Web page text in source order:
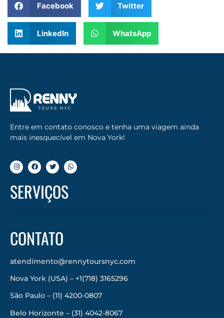
Facebook Twitter
LinkedIn WhatsApp
Entre em contato conosco e tenha uma viagem ainda
mais inesquecível em Nova York!
SERVIÇOS
CONTATO
atendimento@rennytoursnyc.com
Nova York (USA) – +1(718) 3165296
São Paulo – (11) 4200-0807
Belo Horizonte – (31) 4042-8067